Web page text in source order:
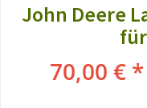
John Deere
70,00 € *